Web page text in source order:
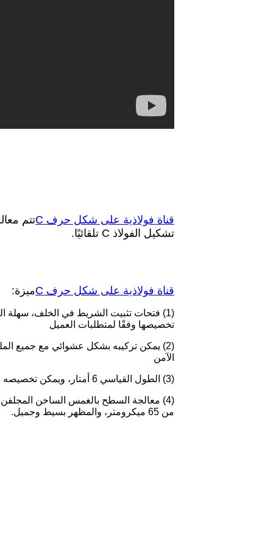
قناة فولاذية على شكل حرف C
تشكيل الفولاذ C تلقائيًا.
قناة فولاذية على شكل حرف C ميزة:
(1) فتحات تثبيت الشريط في الخلف، سهلة
تخصيصها وفقًا لمتطلبات العميل
(2) يمكن تركيبه بشكل عشوائي مع جميع
الآمن
(3) الطول القياسي 6 أمتار، ويمكن تخصيصه وفقًا لمتطلبات العميل.
(4) معالجة السطح بالغمس الساخن
من 65 ميكرومتر، والمظهر بسيط وجميل.